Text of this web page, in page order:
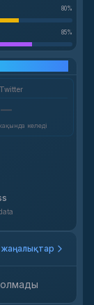
80%
85%
—
келеді
жаңалықтар